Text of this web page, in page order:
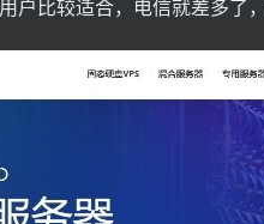
户比较适合，电信就差多了